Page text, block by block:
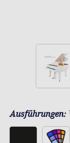
Ausführungen: